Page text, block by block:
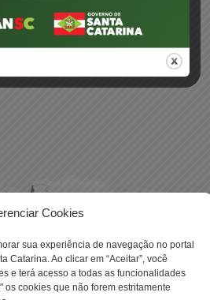
Cookies
sua experiência de navegação no portal
Catarina. Ao clicar em “Aceitar”, você
e terá acesso a todas as funcionalidades
os cookies que não forem estritamente
- 480
SC